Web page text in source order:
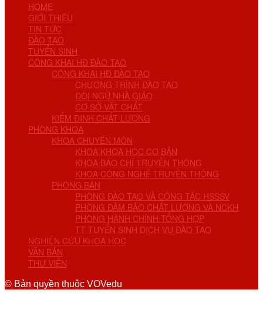
HOME
GIỚI THIỆU
TIN TỨC
ĐÀO TẠO
TUYỂN SINH
CÔNG KHAI HĐ ĐÀO TẠO
CÔNG KHAI HĐ ĐÀO TẠO
CHƯƠNG TRÌNH ĐÀO TẠO
ĐỘI NGŨ NHÀ GIÁO
CƠ SỞ VẬT CHẤT
KIỂM ĐỊNH CHẤT LƯỢNG
PHÒNG KHOA
KHOA CHUYÊN MÔN
KHOA KHOA HỌC CƠ BẢN
KHOA BÁO CHÍ TRUYỀN THÔNG
KHOA CÔNG NGHỆ TRUYỀN THÔNG
PHÒNG BAN
PHÒNG ĐÀO TẠO VÀ CÔNG TÁC HSSSV
PHÒNG ĐẢM BẢO CHẤT LƯỢNG VÀ NCKH
PHÒNG HÀNH CHÍNH TỔNG HỢP
TT TUYỂN SINH DỊCH VỤ ĐÀO TẠO
NGHIÊN CỨU KHOA HỌC
VĂN BẢN
THƯ VIỆN
© Bản quyền thuộc VOVedu